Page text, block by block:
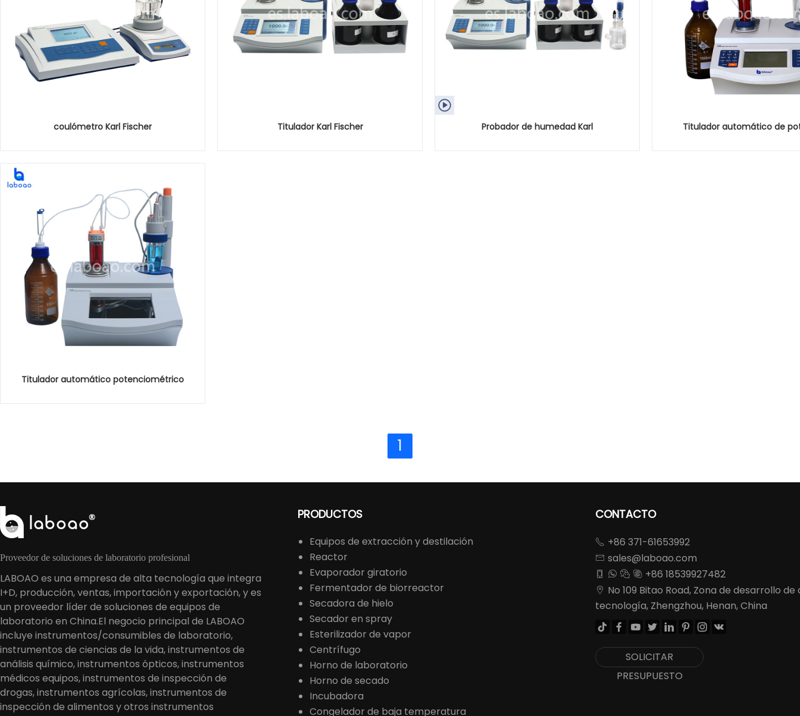
coulómetro Karl Fischer Titulador Karl Fischer

Probador de humedad Karl Titulador automático de
Titulador automático potenciométrico
1
Proveedor de soluciones de laboratorio profesional
LABOAO es una empresa de alta tecnología que integra
I+D, producción, ventas, importación y exportación, y es
un proveedor líder de soluciones de equipos de
laboratorio en China.El negocio principal de LABOAO
incluye instrumentos/consumibles de laboratorio,
instrumentos de ciencias de la vida, instrumentos de
análisis químico, instrumentos ópticos, instrumentos
médicos equipos, instrumentos de inspección de
drogas, instrumentos agrícolas, instrumentos de
inspección de alimentos y otros instrumentos
PRODUCTOS
Equipos de extracción y destilación
Reactor
Evaporador giratorio
Fermentador de biorreactor
Secadora de hielo
Secador en spray
Esterilizador de vapor
Centrífugo
Horno de laboratorio
Horno de secado
Incubadora
Congelador de baja temperatura
CONTACTO
 +86 371-61653992
 sales@laboao.com
    +86 18539927482
 No 109 Bitao Road, Zona de desarrollo de
tecnología, Zhengzhou, Henan, China
       
SOLICITAR
PRESUPUESTO